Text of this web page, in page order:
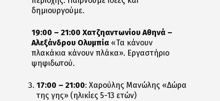
δημιουργούμε.
19:00 – 21:00 Χατζηαντωνίου Αθηνά –
Αλεξάνδρου Ολυμπία «Τα κάνουν
πλακάκια κάνουν πλάκα». Εργαστήριο
ψηφιδωτού.
17:00 – 21:00: Χαρούλης Μανώλης «Δώρα
της γης» (ηλικίες 5-13 ετών)